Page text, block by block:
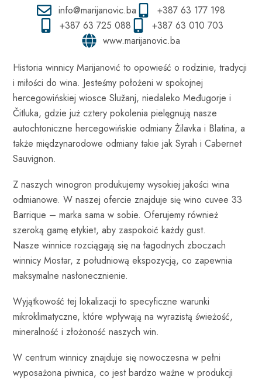
info@marijanovic.ba
+387 63 177 198
+387 63 725 088
+387 63 010 703
www.marijanovic.ba
Historia winnicy Marijanović to opowieść o rodzinie, tradycji
i miłości do wina. Jesteśmy położeni w spokojnej
hercegowińskiej wiosce Služanj, niedaleko Međugorje i
Čitluka, gdzie już cztery pokolenia pielęgnują nasze
autochtoniczne hercegowińskie odmiany Żilavka i Blatina, a
także międzynarodowe odmiany takie jak Syrah i Cabernet
Sauvignon.
Z naszych winogron produkujemy wysokiej jakości wina
odmianowe. W naszej ofercie znajduje się wino cuvee 33
Barrique – marka sama w sobie. Oferujemy również
szeroką gamę etykiet, aby zaspokoić każdy gust.
Nasze winnice rozciągają się na łagodnych zboczach
winnicy Mostar, z południową ekspozycją, co zapewnia
maksymalne nasłonecznienie.
Wyjątkowość tej lokalizacji to specyficzne warunki
mikroklimatyczne, które wpływają na wyrazistą świeżość,
mineralność i złożoność naszych win.
W centrum winnicy znajduje się nowoczesna w pełni
wyposażona piwnica, co jest bardzo ważne w produkcji